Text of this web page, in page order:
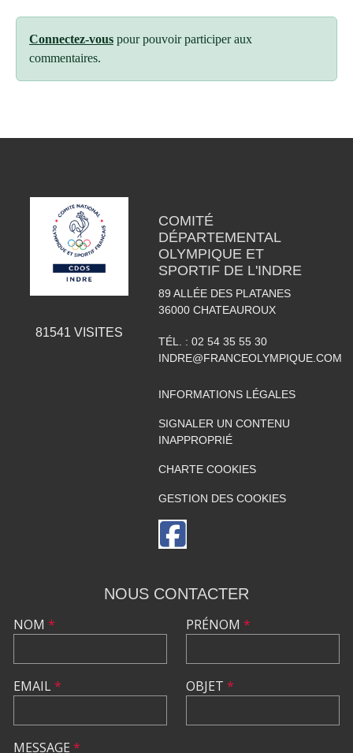
Connectez-vous pour pouvoir participer aux
commentaires.
81541 VISITES
COMITÉ
DÉPARTEMENTAL
OLYMPIQUE ET
SPORTIF DE L'INDRE
89 ALLÉE DES PLATANES
36000 CHATEAUROUX
TÉL. : 02 54 35 55 30
INDRE@FRANCEOLYMPIQUE.COM
INFORMATIONS LÉGALES
SIGNALER UN CONTENU
INAPPROPRIÉ
CHARTE COOKIES
GESTION DES COOKIES
NOUS CONTACTER
NOM *
EMAIL*
PRÉNOM *
OBJET *
MESSAGE *